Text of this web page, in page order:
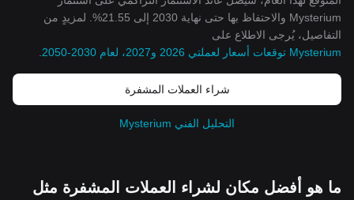
Mysterium والاحتفاظ بها حتى نهاية 2030 إلى 21.55%. لمزيدٍ من
التفاصيل، يُرجى الاطلاع على
Mysterium توقعات أسعار لعملتي 2026 و2027، لعام 2030-2050
شراء العملات المشفرة
التحليل الفني Mysterium
ما هو أفضل مكان لشراء العملات المشفرة مثل